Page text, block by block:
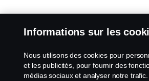
Informations sur les
Nous utilisons des cookies pour
et les publicités, pour fournir des
médias sociaux et analyser notre